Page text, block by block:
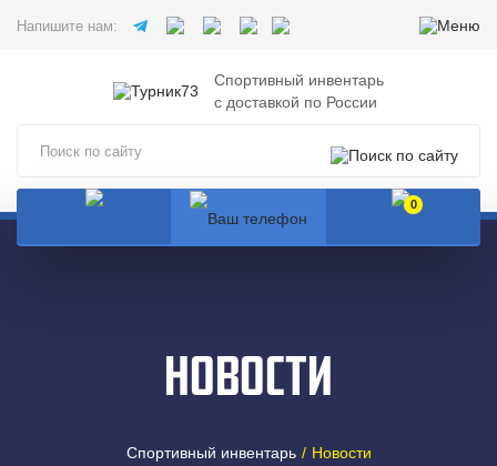
Напишите нам:
Спортивный инвентарь
с доставкой по России
0
НОВОСТИ
Спортивный инвентарь Новости